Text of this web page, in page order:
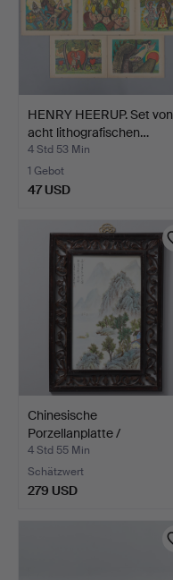
HENRY HEERUP. Set von
acht lithografischen…
4 Std 53 Min
1 Gebot
47 USD
Chinesische
Porzellanplatte /
Porzellanmal…
4 Std 55 Min
Schätzwert
279 USD